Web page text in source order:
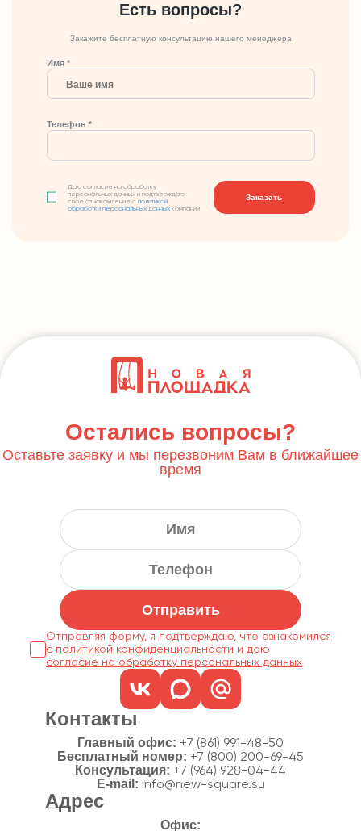
Есть вопросы?
Закажите бесплатную консультацию нашего менеджера
Имя *
Телефон *
Даю согласие на обработку
персональных данных и подтверждаю
свое ознакомление с политикой
обработки персональных данныхкомпании
Заказать
Остались вопросы?
Оставьте заявку и мы перезвоним Вам в ближайшее
время
Отправить
Отправляя форму, я подтверждаю, что ознакомился
с политикой конфиденциальности
согласие на обработку персональных данных
Контакты
Главный офис: +7 (861) 991-48-50
Бесплатный номер: +7 (800) 200-69-45
Консультация: +7 (964) 928-04-44
E-mail: info@new-square.su
Адрес